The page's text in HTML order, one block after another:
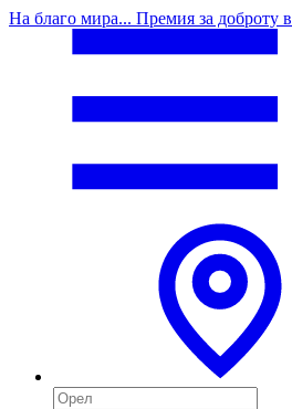
На благо мира... Премия за доброту